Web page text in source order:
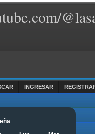
INGRESAR